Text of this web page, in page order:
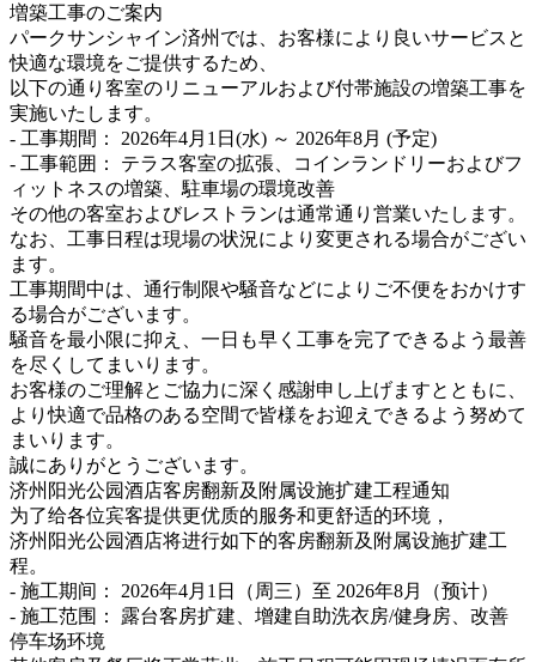
増築工事のご案内
パークサンシャイン済州では、お客様により良いサービスと
快適な環境をご提供するため、
以下の通り客室のリニューアルおよび付帯施設の増築工事を
実施いたします。
- 工事期間： 2026年4月1日(水) ～ 2026年8月 (予定)
- 工事範囲： テラス客室の拡張、コインランドリーおよびフ
ィットネスの増築、駐車場の環境改善
その他の客室およびレストランは通常通り営業いたします。
なお、工事日程は現場の状況により変更される場合がござい
ます。
工事期間中は、通行制限や騒音などによりご不便をおかけす
る場合がございます。
騒音を最小限に抑え、一日も早く工事を完了できるよう最善
を尽くしてまいります。
お客様のご理解とご協力に深く感謝申し上げますとともに、
より快適で品格のある空間で皆様をお迎えできるよう努めて
まいります。
誠にありがとうございます。
济州阳光公园酒店客房翻新及附属设施扩建工程通知
为了给各位宾客提供更优质的服务和更舒适的环境，
济州阳光公园酒店将进行如下的客房翻新及附属设施扩建工
程。
- 施工期间： 2026年4月1日（周三）至 2026年8月（预计）
- 施工范围： 露台客房扩建、增建自助洗衣房/健身房、改善
停车场环境